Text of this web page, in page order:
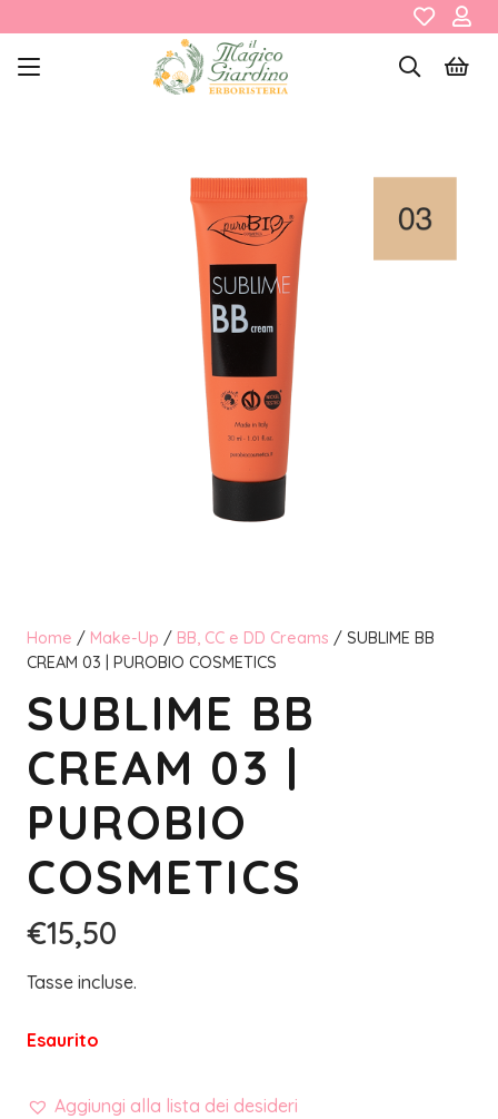
Home / Make-Up / BB, CC e DD Creams / SUBLIME BB
CREAM 03 | PUROBIO COSMETICS
SUBLIME BB
CREAM 03 |
PUROBIO
COSMETICS
€15,50
Tasse incluse.
Esaurito
Aggiungi alla lista dei desideri